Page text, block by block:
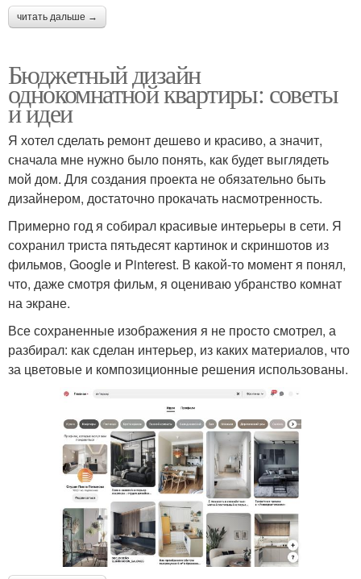
читать дальше →
Бюджетный дизайн
однокомнатной квартиры: советы
и идеи
Я хотел сделать ремонт дешево и красиво, а значит,
сначала мне нужно было понять, как будет выглядеть
мой дом. Для создания проекта не обязательно быть
дизайнером, достаточно прокачать насмотренность.
Примерно год я собирал красивые интерьеры в сети. Я
сохранил триста пятьдесят картинок и скриншотов из
фильмов, Google и Pinterest. В какой-то момент я понял,
что, даже смотря фильм, я оцениваю убранство комнат
на экране.
Все сохраненные изображения я не просто смотрел, а
разбирал: как сделан интерьер, из каких материалов, что
за цветовые и композиционные решения использованы.